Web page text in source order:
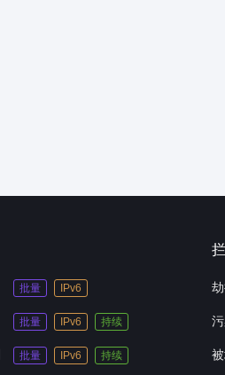
批量 IPv6
批量 IPv6 持续
批量 IPv6 持续